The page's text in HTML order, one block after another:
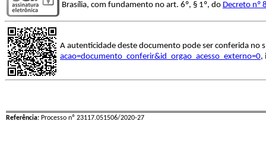
Brasília, com fundamento no art. 6º, § 1º, do Decreto nº
A autenticidade deste documento pode ser conferida no
acao=documento_conferir&id_orgao_acesso_externo=0,
Referência: Processo nº 23117.051506/2020-27